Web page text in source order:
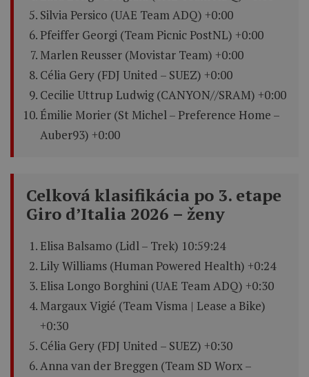
Silvia Persico (UAE Team ADQ) +0:00
Pfeiffer Georgi (Team Picnic PostNL) +0:00
Marlen Reusser (Movistar Team) +0:00
Célia Gery (FDJ United – SUEZ) +0:00
Cecilie Uttrup Ludwig (CANYON//SRAM) +0:00
Émilie Morier (St Michel – Preference Home –
Auber93) +0:00
Celková klasifikácia po 3. etape
Giro d’Italia 2026 – ženy
Elisa Balsamo (Lidl – Trek) 10:59:24
Lily Williams (Human Powered Health) +0:24
Elisa Longo Borghini (UAE Team ADQ) +0:30
Margaux Vigié (Team Visma | Lease a Bike)
+0:30
Célia Gery (FDJ United – SUEZ) +0:30
Anna van der Breggen (Team SD Worx –